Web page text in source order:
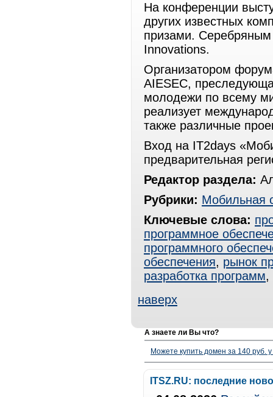
На конференции
других известных
призами. Серебряным
Innovations.
Организатором
AIESEC,
молодежи по всему
реализует
также различные
Вход на IT2days
предварительная
Редактор раздела:
Рубрики: Мобильная
Ключевые слова:
программное
программного
обеспечения, рынок
разработка программ,
наверх
А знаете ли Вы что?
Можете купить домен за 140 руб.
ITSZ.RU: последние